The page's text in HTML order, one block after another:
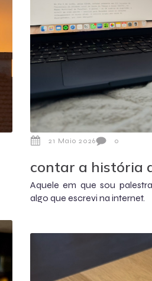
21 Maio 2026 0
contar a história
Aquele em que sou
algo que escrevi na internet.